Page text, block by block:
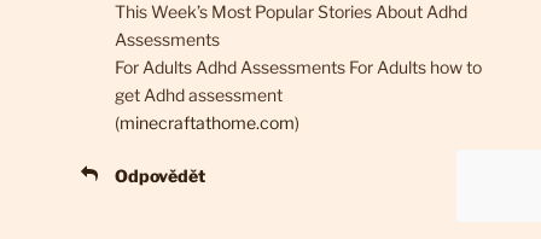
This Week’s Most Popular Stories About Adhd
Assessments
For Adults Adhd Assessments For Adults how to
get Adhd assessment
(minecraftathome.com)
Odpovědět